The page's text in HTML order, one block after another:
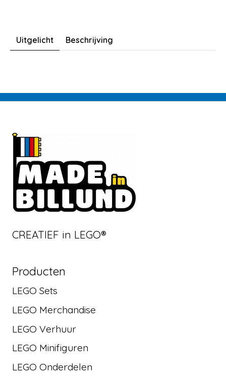
Uitgelicht Beschrijving
CREATIEF in LEGO®
Producten
LEGO Sets
LEGO Merchandise
LEGO Verhuur
LEGO Minifiguren
LEGO Onderdelen